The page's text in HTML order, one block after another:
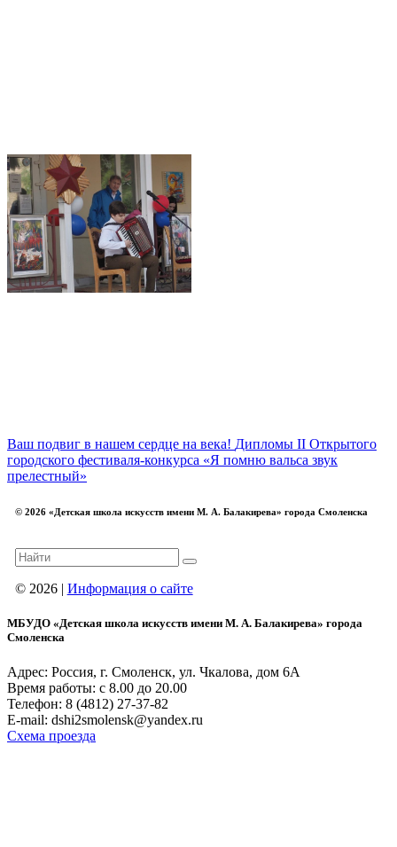
Ваш подвиг в нашем сердце на века! Дипломы II Открытого
городского фестиваля-конкурса «Я помню вальса звук
прелестный»
© 2026 «Детская школа искусств имени М. А. Балакирева» города Смоленска
© 2026 | Информация о сайте
МБУДО «Детская школа искусств имени М. А. Балакирева» города
Смоленска
Адрес: Россия, г. Смоленск, ул. Чкалова, дом 6А
Время работы: с 8.00 до 20.00
Телефон: 8 (4812) 27-37-82
E-mail: dshi2smolensk@yandex.ru
Схема проезда